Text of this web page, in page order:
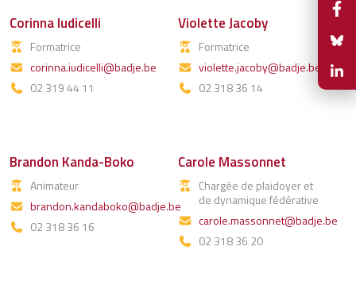
Corinna Iudicelli
Formatrice
corinna.iudicelli@badje.be
02 319 44 11
Violette Jacoby
Formatrice
violette.jacoby@badje.be
02 318 36 14
Brandon Kanda-Boko
Animateur
brandon.kandaboko@badje.be
02 318 36 16
Carole Massonnet
Chargée de plaidoyer et
de dynamique fédérative
carole.massonnet@badje.be
02 318 36 20